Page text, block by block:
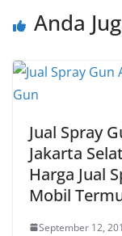
Anda
Jual Spray
Jakarta
Harga Jual
Mobil
September 12,